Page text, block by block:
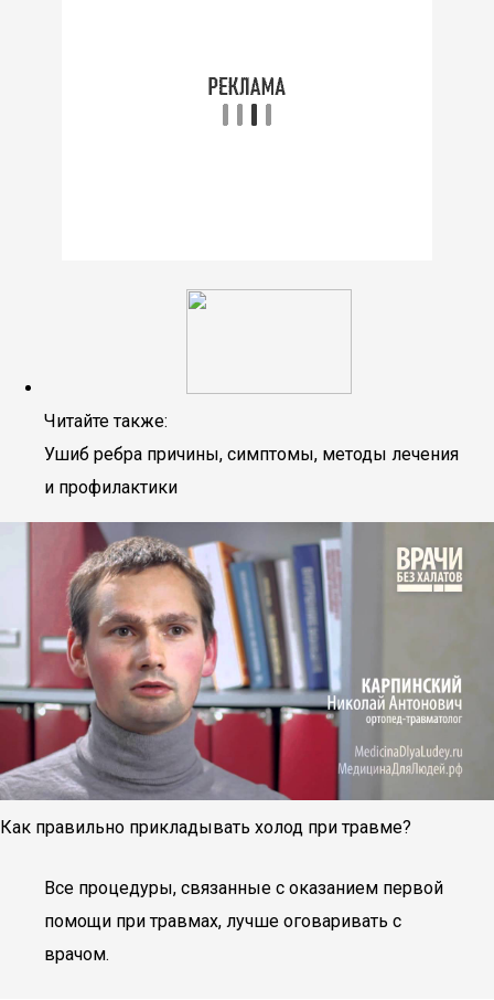
Читайте также:
Ушиб ребра причины, симптомы, методы лечения
и профилактики
Как правильно прикладывать холод при травме?
Все процедуры, связанные с оказанием первой
помощи при травмах, лучше оговаривать с
врачом.